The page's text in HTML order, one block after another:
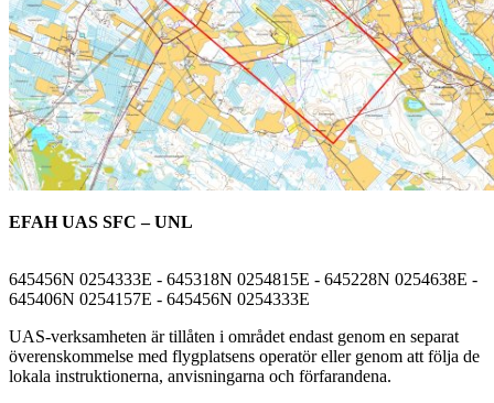
EFAH UAS SFC – UNL
645456N 0254333E - 645318N 0254815E - 645228N 0254638E -
645406N 0254157E - 645456N 0254333E
UAS-verksamheten är tillåten i området endast genom en separat
överenskommelse med flygplatsens operatör eller genom att följa de
lokala instruktionerna, anvisningarna och förfarandena.